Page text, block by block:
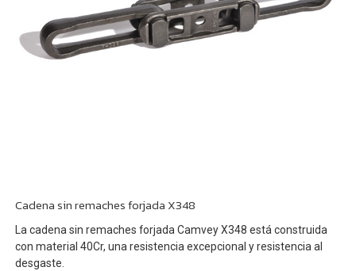
Cadena sin remaches forjada X348
La cadena sin remaches forjada Camvey X348 está construida
con material 40Cr, una resistencia excepcional y resistencia al
desgaste.